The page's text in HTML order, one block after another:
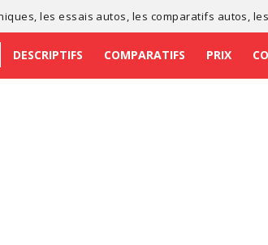
, lesessais autos , les comparatifs autos , les
DESCRIPTIFS COMPARATIFS PRIX